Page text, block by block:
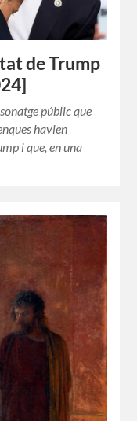
de Trump
públic que
havien
i que, en una